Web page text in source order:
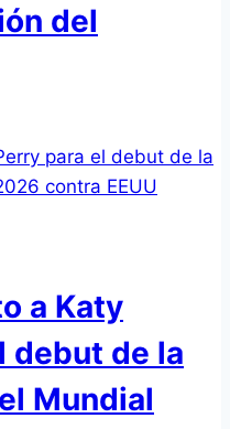
del
a Katy
debut de la
Mundial